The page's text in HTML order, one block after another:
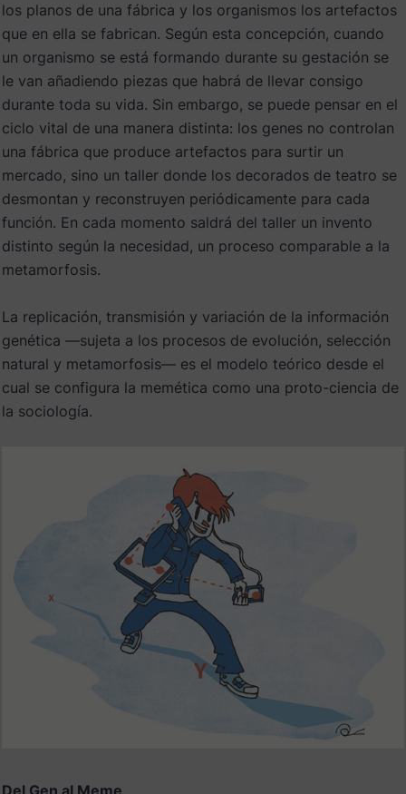
los planos de una fábrica y los organismos los artefactos
que en ella se fabrican. Según esta concepción, cuando
un organismo se está formando durante su gestación se
le van añadiendo piezas que habrá de llevar consigo
durante toda su vida. Sin embargo, se puede pensar en el
ciclo vital de una manera distinta: los genes no controlan
una fábrica que produce artefactos para surtir un
mercado, sino un taller donde los decorados de teatro se
desmontan y reconstruyen periódicamente para cada
función. En cada momento saldrá del taller un invento
distinto según la necesidad, un proceso comparable a la
metamorfosis.
La replicación, transmisión y variación de la información
genética —sujeta a los procesos de evolución, selección
natural y metamorfosis— es el modelo teórico desde el
cual se configura la memética como una proto-ciencia de
la sociología.
Del Gen al Meme